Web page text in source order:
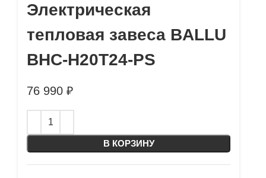
Электрическая
тепловая завеса BALLU
BHC-H20T24-PS
76 990 ₽
В КОРЗИНУ